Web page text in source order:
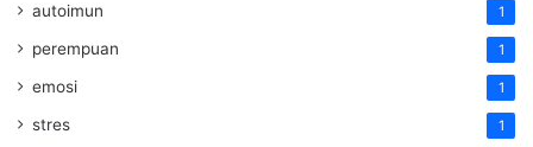
autoimun 1
perempuan 1
emosi 1
stres 1